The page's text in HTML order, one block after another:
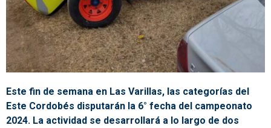
Este fin de semana en Las Varillas, las categorías del
Este Cordobés disputarán la 6° fecha del campeonato
2024. La actividad se desarrollará a lo largo de dos